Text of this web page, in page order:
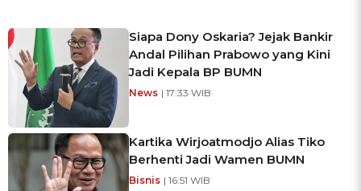
Siapa Dony Oskaria? Jejak Bankir
Andal Pilihan Prabowo yang Kini
Jadi Kepala BP BUMN
News | 17:33 WIB
Kartika Wirjoatmodjo Alias Tiko
Berhenti Jadi Wamen BUMN
Bisnis | 16:51 WIB